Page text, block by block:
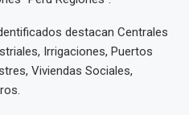
destacan Centrales
Irrigaciones, Puertos
Viviendas Sociales,